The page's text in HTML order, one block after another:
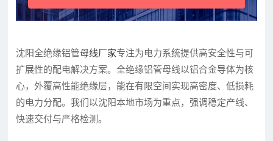
沈阳全绝缘铝管母线厂家专注为电力系统提供高安全性与可
扩展性的配电解决方案。全绝缘铝管母线以铝合金导体为核
心，外覆高性能绝缘层，能在有限空间实现高密度、低损耗
的电力分配。我们以沈阳本地市场为重点，强调稳定产线、
快速交付与严格检测。